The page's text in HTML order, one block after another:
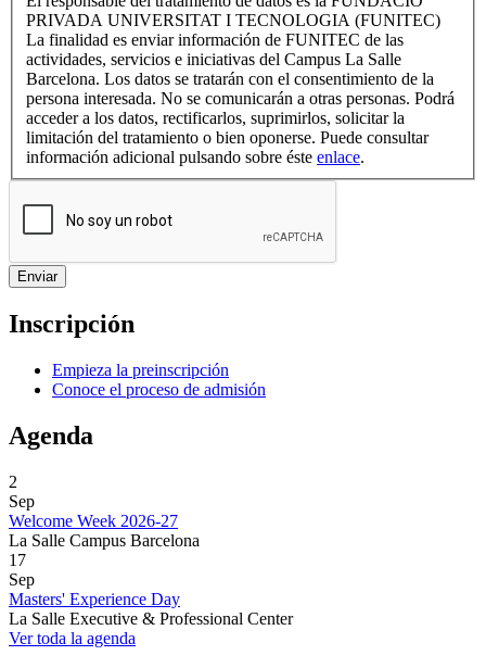
PRIVADA UNIVERSITAT I TECNOLOGIA (FUNITEC)
La finalidad es enviar información de FUNITEC de las
actividades, servicios e iniciativas del Campus La Salle
Barcelona. Los datos se tratarán con el consentimiento de la
persona interesada. No se comunicarán a otras personas. Podrá
acceder a los datos, rectificarlos, suprimirlos, solicitar la
limitación del tratamiento o bien oponerse. Puede consultar
información adicional pulsando sobre éste enlace.
Inscripción
Empieza la preinscripción
Conoce el proceso de admisión
Agenda
2
Sep
Welcome Week 2026-27
La Salle Campus Barcelona
17
Sep
Masters' Experience Day
La Salle Executive & Professional Center
Ver toda la agenda